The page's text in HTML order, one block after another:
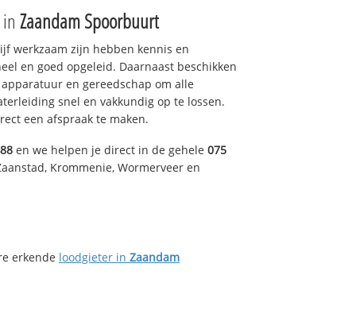
Zaandam Spoorbuurt
werkzaam zijn hebben kennis en
en goed opgeleid. Daarnaast beschikken
en gereedschap om alle
snel en vakkundig op te lossen.
een afspraak te maken.
en we helpen je direct in de gehele 075
Krommenie, Wormerveer en
erkende loodgieter in Zaandam